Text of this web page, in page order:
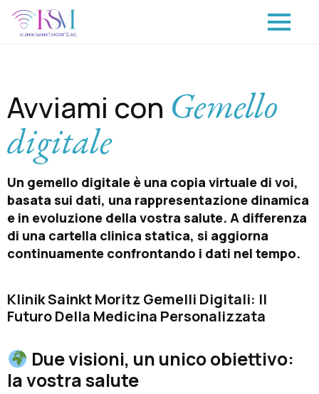
Avviami con Gemello
digitale
Un gemello digitale è una copia virtuale di voi,
basata sui dati, una rappresentazione dinamica
e in evoluzione della vostra salute. A differenza
di una cartella clinica statica, si aggiorna
continuamente confrontando i dati nel tempo.
Klinik Sainkt Moritz Gemelli Digitali: Il
Futuro Della Medicina Personalizzata
Due visioni, un unico obiettivo:
la vostra salute